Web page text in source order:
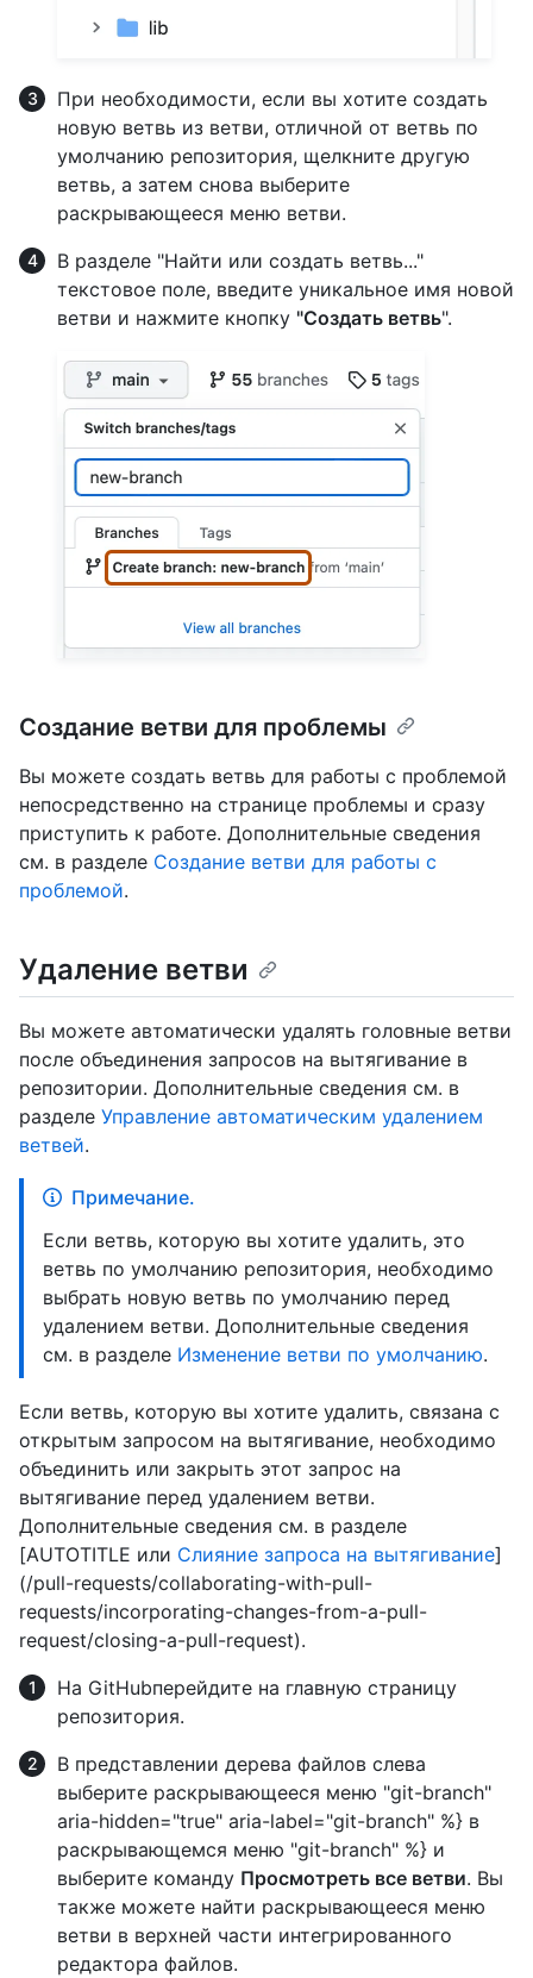
При необходимости, если вы хотите создать
новую ветвь из ветви, отличной от ветвь по
умолчанию репозитория, щелкните другую
ветвь, а затем снова выберите
раскрывающееся меню ветви.
В разделе "Найти или создать ветвь..."
текстовое поле, введите уникальное имя новой
ветви и нажмите кнопку "Создать ветвь".
Создание ветви для проблемы
Вы можете создать ветвь для работы с проблемой
непосредственно на странице проблемы и сразу
приступить к работе. Дополнительные сведения
см. в разделе Создание ветви для работы с
проблемой.
Удаление ветви
Вы можете автоматически удалять головные ветви
после объединения запросов на вытягивание в
репозитории. Дополнительные сведения см. в
разделе Управление автоматическим удалением
ветвей.
Примечание.
Если ветвь, которую вы хотите удалить, это
ветвь по умолчанию репозитория, необходимо
выбрать новую ветвь по умолчанию перед
удалением ветви. Дополнительные сведения
см. в разделе Изменение ветви по умолчанию.
Если ветвь, которую вы хотите удалить, связана с
открытым запросом на вытягивание, необходимо
объединить или закрыть этот запрос на
вытягивание перед удалением ветви.
Дополнительные сведения см. в разделе
[AUTOTITLE или Слияние запроса на вытягивание]
(/pull-requests/collaborating-with-pull-
requests/incorporating-changes-from-a-pull-
request/closing-a-pull-request).
На GitHubперейдите на главную страницу
репозитория.
В представлении дерева файлов слева
выберите раскрывающееся меню "git-branch"
aria-hidden="true" aria-label="git-branch" %} в
раскрывающемся меню "git-branch" %} и
выберите команду Просмотреть все ветви. Вы
также можете найти раскрывающееся меню
ветви в верхней части интегрированного
редактора файлов.